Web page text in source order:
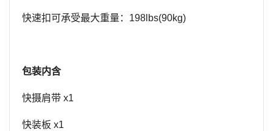
快速扣可承受最大重量： 198 lbs(90kg)
包装内含
快摄肩带 x1
快装板 x1